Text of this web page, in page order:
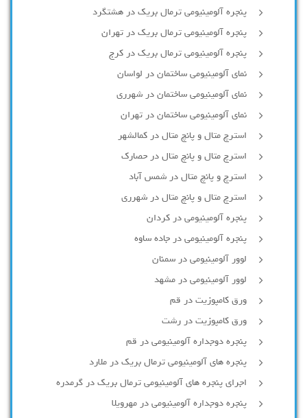
پنجره آلومینیومی ترمال بریک در هشتگرد
پنجره آلومینیومی ترمال بریک در تهران
پنجره آلومینیومی ترمال بریک در کرج
نمای آلومینیومی ساختمان در لواسان
نمای آلومینیومی ساختمان در شهرری
نمای آلومینیومی ساختمان در تهران
استرچ متال و پانچ متال در کمالشهر
استرچ متال و پانچ متال در حصارك
استرچ و پانچ متال در شمس آباد
استرچ متال و پانچ متال در شهرری
پنجره آلومینیومی در کردان
پنجره آلومینیومی در جاده ساوه
لوور آلومینیومی در سمنان
لوور آلومینیومی در مشهد
ورق کامپوزیت در قم
ورق کامپوزیت در رشت
پنجره دوجداره آلومينيومی در قم
پنجره های آلومینیومی ترمال بریک در ملارد
اجرای پنجره های آلومینیومی ترمال بریک در گرمدره
پنجره دوجداره آلومینیومی در مهرویلا